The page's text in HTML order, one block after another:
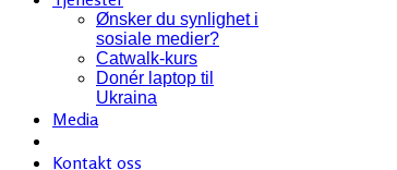
Ønsker du synlighet i
sosiale medier?
Catwalk-kurs
Donér laptop til
Ukraina
Media
Kontakt oss